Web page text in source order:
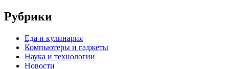
Рубрики
Еда и кулинария
Компьютеры и гаджеты
Наука и технологии
Новости